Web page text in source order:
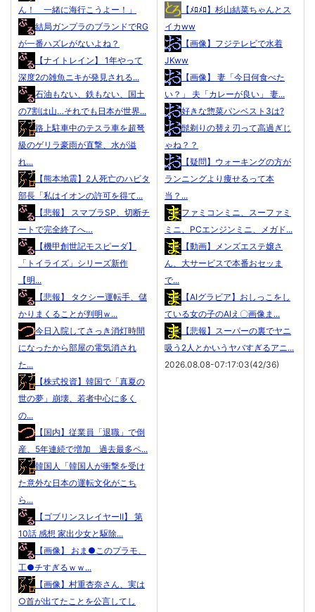
ん！ 一緒に海行こうよー！」
結局ガンプラのブランドでRG
が一番ハズレがないよね？
【ナイトレイン】 1年やって
深度2の雑魚ニキが発見される...
石油もない、鉄もない、国土
の7割は山…それでも日本が世界...
路上駐車中のテスラ車を超弩
級のゲリラ豪雨が直撃、水が溢
れ...
【熊本地震】2人死亡のハビタ
部長「私はイオンの許可を得て...
【悲報】 スマブラSP、切断チ
ートで完全終了へ…
【機甲創世記モスピーダ】
「トイライズ」シリーズ新作
【明...
【悲報】 タクシー運転手、儲
かりまくることが判明ｗ...
今日入院してさっき消灯時間
になったから部屋の電気消され
た...
【株式投資】韓国で「真夏の
世の夢」崩壊、若者中心に多く
の...
【国内】従業員「退職」で倒
産、5年連続で増加 過去最多ペ...
韓国人「韓国人が衝撃を受け
た意外な日本の運転文化がこち
ら...
【ゴブリンスレイヤーⅡ】 第
10話 感想 家出少女と駆除...
【画像】 おま●このプラモ、
工●チすぎるｗｗ...
【画像】村重杏奈さん、実は
○首が出てたことを公言してし
【ﾒﾛﾒﾛ】杉山結菜ちゃんとス
イカww
【画像】フジテレビで水着
JKww
【画像】 妻「今日何食べた
い？」 夫「カレーが良い」 妻...
好きな惣菜パンベスト3は?
髭剃りの替え刃って高過ぎじ
ゃね？？
【疑問】ウォーキングの方が
ランニングより痩せるって本
当？...
ファミコンミニ、スーファミ
ミニ、PCエンジンミニ、メガド...
【動画】メンズエステ嬢さ
ん、大サービスで本番おセッま
で...
【AIグラビア】おしっこをし
ている女の子のAIえ〇画像ま...
【悲報】スーパーの裏でヤニ
吸う2人とかいうヤバすぎるアニ...
2026.08.08-07:17:03(42/36)